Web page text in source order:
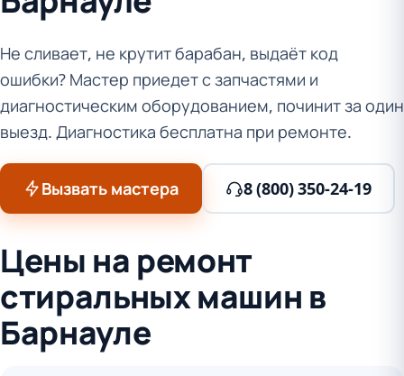
Не сливает, не крутит барабан, выдаёт код
ошибки? Мастер приедет с запчастями и
диагностическим оборудованием, починит за один
выезд. Диагностика бесплатна при ремонте.
Вызвать мастера 8 (800) 350-24-19
Цены на ремонт
стиральных машин в
Барнауле